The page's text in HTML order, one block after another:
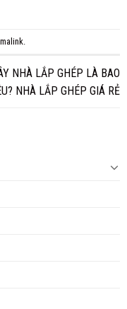
NHÀ LẮP GHÉP LÀ BAO
NHÀ LẮP GHÉP GIÁ RẺ